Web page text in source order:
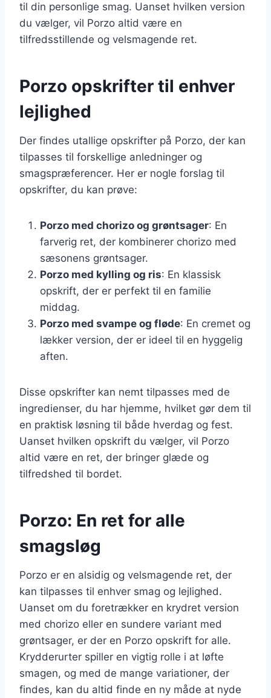
til din personlige smag. Uanset hvilken version
du vælger, vil Porzo altid være en
tilfredsstillende og velsmagende ret.
Porzo opskrifter til enhver
lejlighed
Der findes utallige opskrifter på Porzo, der kan
tilpasses til forskellige anledninger og
smagspræferencer. Her er nogle forslag til
opskrifter, du kan prøve:
Porzo med chorizo og grøntsager: En
farverig ret, der kombinerer chorizo med
sæsonens grøntsager.
Porzo med kylling og ris: En klassisk
opskrift, der er perfekt til en familie
middag.
Porzo med svampe og fløde: En cremet og
lækker version, der er ideel til en hyggelig
aften.
Disse opskrifter kan nemt tilpasses med de
ingredienser, du har hjemme, hvilket gør dem til
en praktisk løsning til både hverdag og fest.
Uanset hvilken opskrift du vælger, vil Porzo
altid være en ret, der bringer glæde og
tilfredshed til bordet.
Porzo: En ret for alle
smagsløg
Porzo er en alsidig og velsmagende ret, der
kan tilpasses til enhver smag og lejlighed.
Uanset om du foretrækker en krydret version
med chorizo eller en sundere variant med
grøntsager, er der en Porzo opskrift for alle.
Krydderurter spiller en vigtig rolle i at løfte
smagen, og med de mange variationer, der
findes, kan du altid finde en ny måde at nyde